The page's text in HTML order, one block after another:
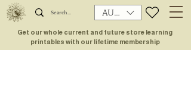
AUD (AU$)
Get our whole current and future store learning
printables with our lifetime membership